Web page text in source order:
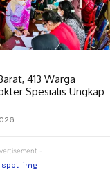
413 Warga
Spesialis Ungkap
-